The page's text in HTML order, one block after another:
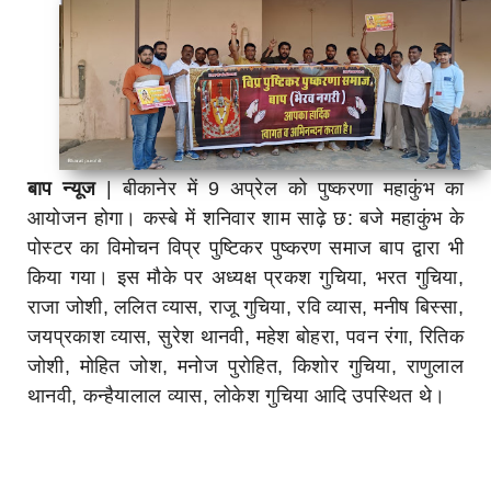
बाप न्यूज| बीकानेर में 9 अप्रेल को पुष्करणा महाकुंभ का
आयोजन होगा। कस्बे में शनिवार शाम साढ़े छ: बजे महाकुंभ के
पोस्टर का विमोचन विप्र पुष्टिकर पुष्करण समाज बाप द्वारा भी
किया गया। इस मौके पर अध्यक्ष प्रकश गुचिया, भरत गुचिया,
राजा जोशी, ललित व्यास, राजू गुचिया, रवि व्यास, मनीष बिस्सा,
जयप्रकाश व्यास,सुरेश थानवी, महेश बोहरा, पवन रंगा, रितिक
जोशी, मोहित जोश, मनोज पुरोहित, किशोर गुचिया, राणुलाल
थानवी, कन्हैयालाल व्यास, लोकेश गुचिया आदि उपस्थित थे।